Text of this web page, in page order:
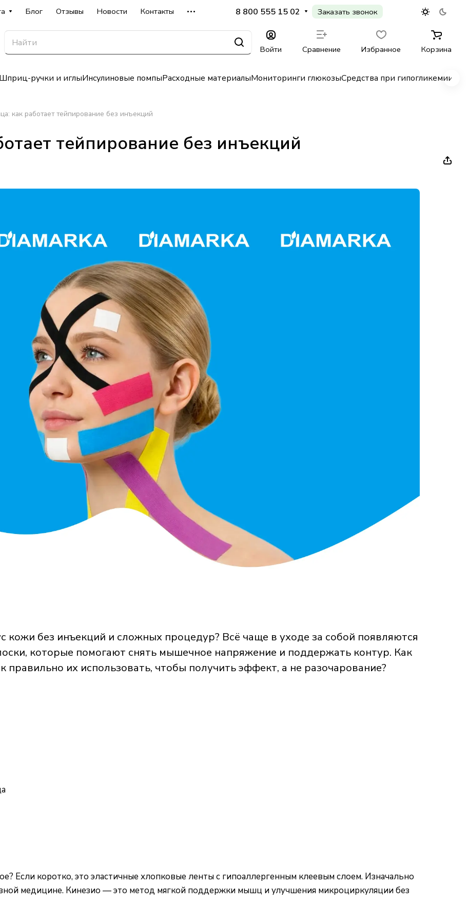
Блог Отзывы Новости Контакты 8 800 555 15 02 Заказать звонок
Войти Сравнение Избранное Корзина
Шприц-ручки и иглыИнсулиновые помпыРасходные материалыМониторинги глюкозыСредства при гипогликемии
как работает тейпирование без инъекций
тейпирование без инъекций
без инъекций и сложных процедур? Всё чаще в уходе за собой появляются
которые помогают снять мышечное напряжение и поддержать контур. Как
правильно их использовать, чтобы получить эффект, а не разочарование?
Если коротко, это эластичные хлопковые ленты с гипоаллергенным клеевым слоем. Изначально
медицине. Кинезио — это метод мягкой поддержки мышц и улучшения микроциркуляции без